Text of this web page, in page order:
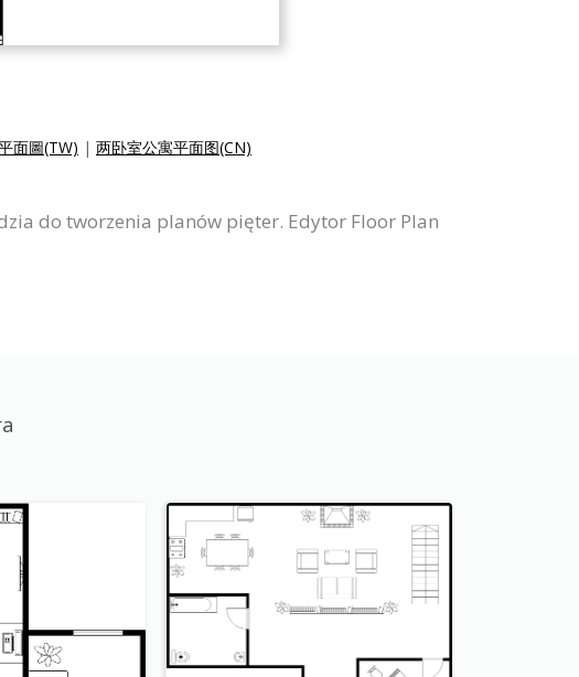
面圖(TW) | 两卧室公寓平面图(CN)
do tworzenia planów pięter. Edytor Floor Plan